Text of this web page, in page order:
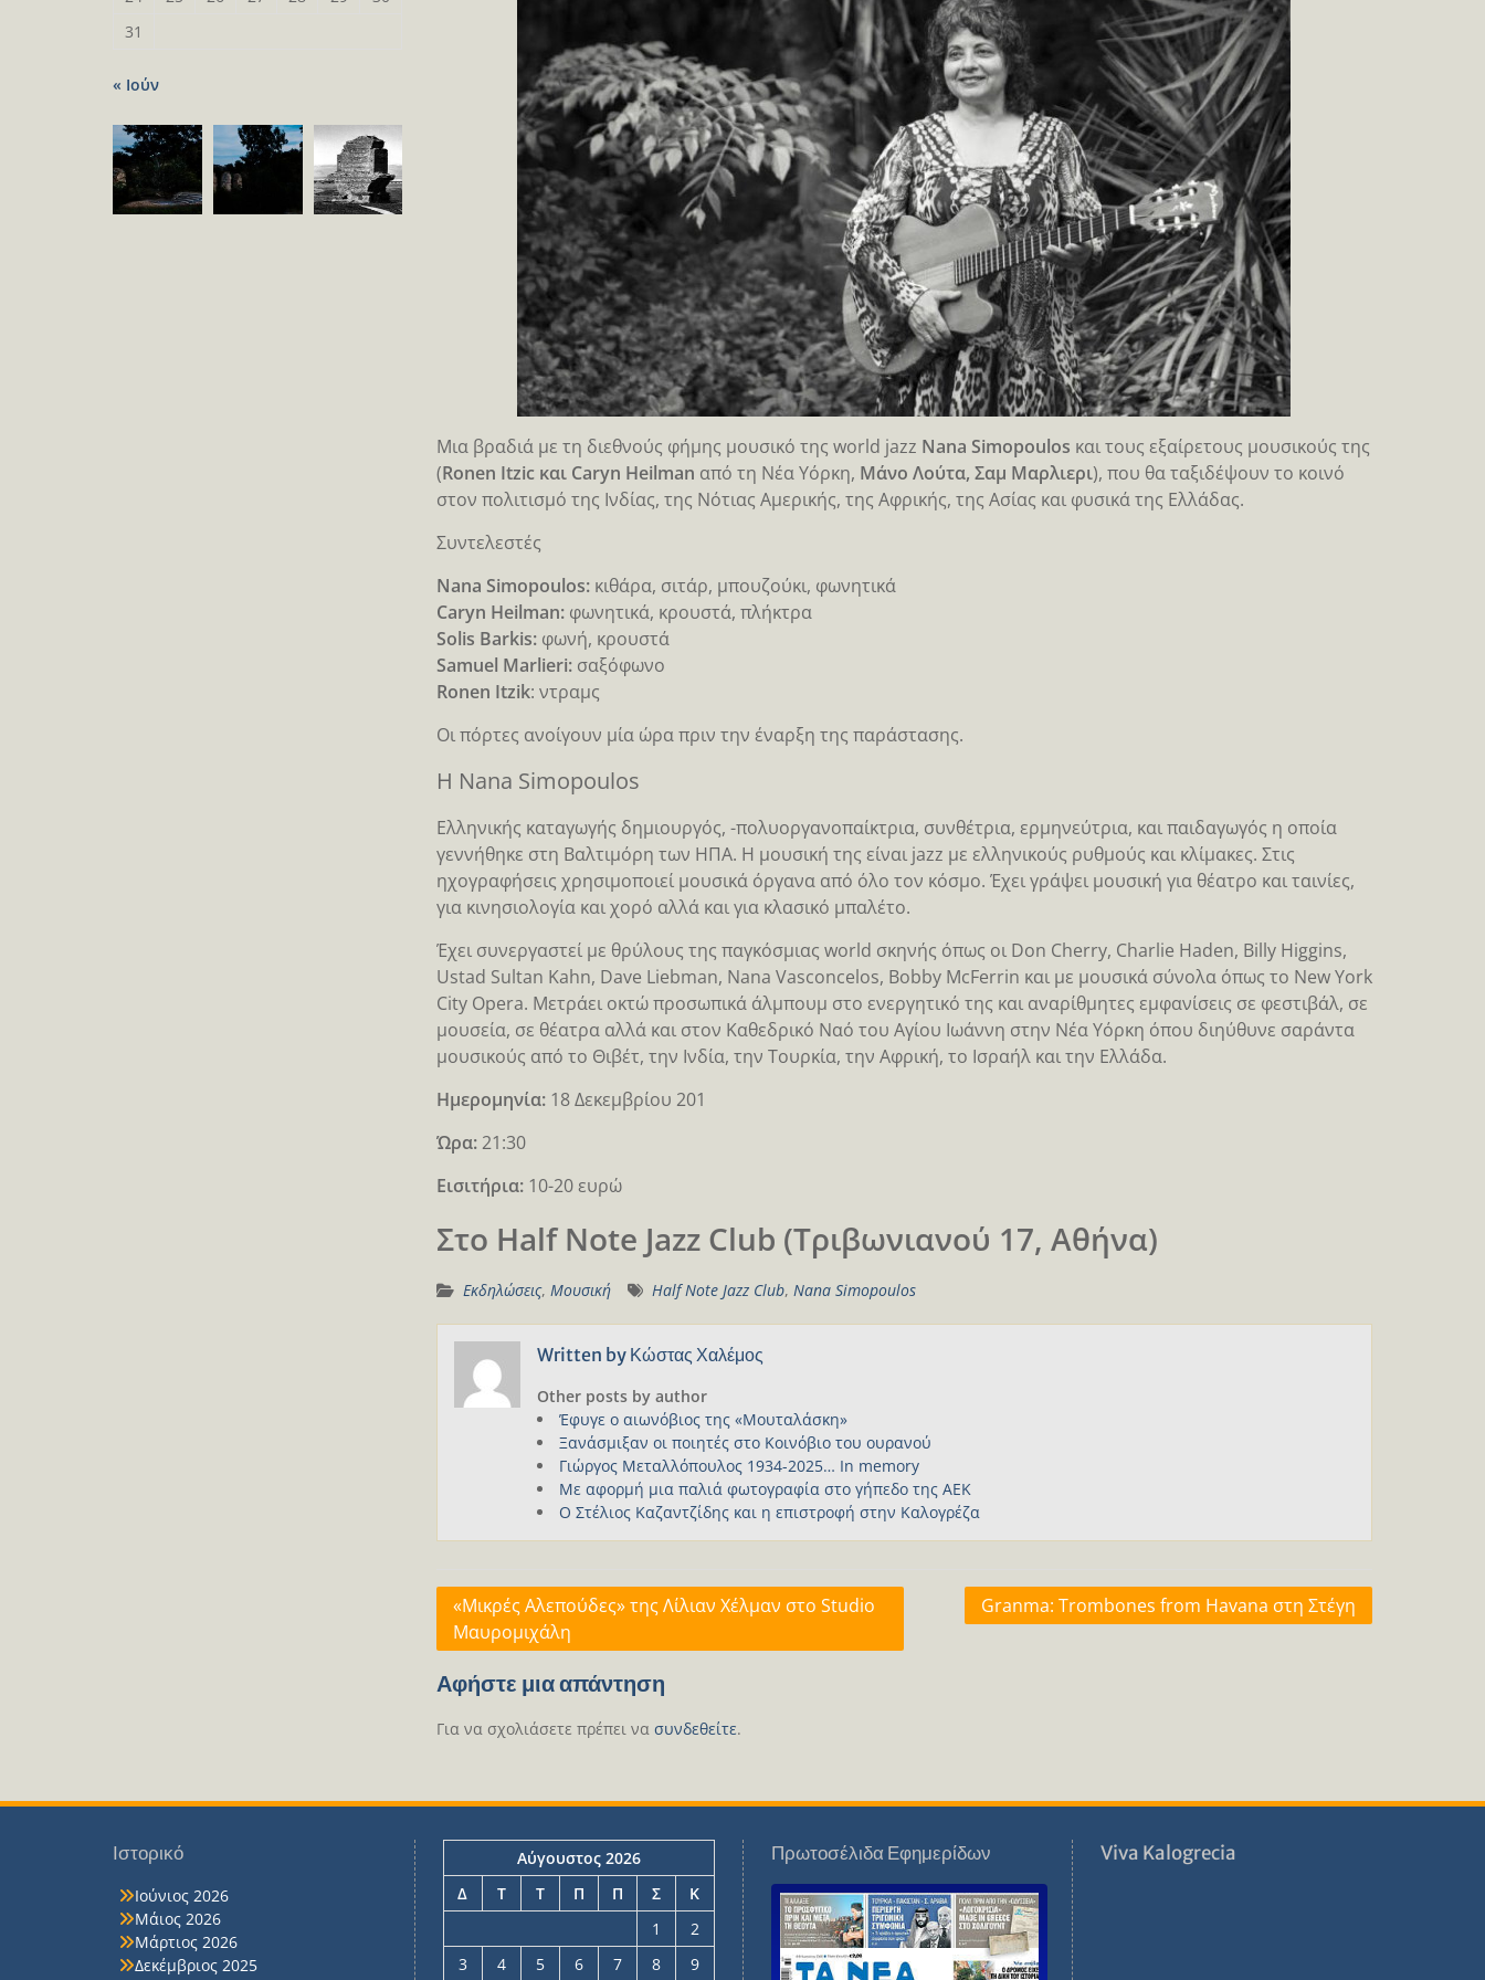
Μια βραδιά με τη διεθνούς φήμης μουσικό της world jazz Nana Simopoulos και τους εξαίρετους μουσικούς της
(Ronen Itzic και Caryn Heilman από τη Νέα Υόρκη, Μάνο Λούτα, Σαμ Μαρλιερι), που θα ταξιδέψουν το κοινό
στον πολιτισμό της Ινδίας, της Νότιας Αμερικής, της Αφρικής, της Ασίας και φυσικά της Ελλάδας.
Συντελεστές
Nana Simopoulos:κιθάρα, σιτάρ, μπουζούκι, φωνητικά
Caryn Heilman:φωνητικά, κρουστά, πλήκτρα
Solis Barkis:φωνή, κρουστά
Samuel Marlieri:σαξόφωνο
Ronen Itzik: ντραμς
Οι πόρτες ανοίγουν μία ώρα πριν την έναρξη της παράστασης.
Η Nana Simopoulos
Ελληνικής καταγωγής δημιουργός, -πολυοργανοπαίκτρια, συνθέτρια, ερμηνεύτρια, και παιδαγωγός η οποία
γεννήθηκε στη Βαλτιμόρη των ΗΠΑ. H μουσική της είναι jazz με ελληνικούς ρυθμούς και κλίμακες. Στις
ηχογραφήσεις χρησιμοποιεί μουσικά όργανα από όλο τον κόσμο. Έχει γράψει μουσική για θέατρο και ταινίες,
για κινησιολογία και χορό αλλά και για κλασικό μπαλέτο.
Έχει συνεργαστεί με θρύλους της παγκόσμιας world σκηνής όπως οι Don Cherry, Charlie Haden, Billy Higgins,
Ustad Sultan Kahn, Dave Liebman, Nana Vasconcelos, Bobby McFerrin και με μουσικά σύνολα όπως το New York
City Opera. Μετράει οκτώ προσωπικά άλμπουμ στο ενεργητικό της και αναρίθμητες εμφανίσεις σε φεστιβάλ, σε
μουσεία, σε θέατρα αλλά και στον Καθεδρικό Ναό του Αγίου Ιωάννη στην Νέα Υόρκη όπου διηύθυνε σαράντα
μουσικούς από το Θιβέτ, την Ινδία, την Τουρκία, την Αφρική, το Ισραήλ και την Ελλάδα.
Ημερομηνία:18 Δεκεμβρίου 201
Ώρα:21:30
Εισιτήρια:10-20 ευρώ
Στο Half Note Jazz Club (Τριβωνιανού 17, Aθήνα)
Εκδηλώσεις, Μουσική Half Note Jazz Club, Nana Simopoulos
Written by Κώστας Χαλέμος
Other posts by author
Έφυγε ο αιωνόβιος της «Μουταλάσκη»
Ξανάσμιξαν οι ποιητές στο Κοινόβιο του ουρανού
Γιώργος Μεταλλόπουλος 1934-2025… In memory
Με αφορμή μια παλιά φωτογραφία στο γήπεδο της ΑΕΚ
Ο Στέλιος Καζαντζίδης και η επιστροφή στην Καλογρέζα
Πλοήγηση
άρθρων
«Μικρές Αλεπούδες» της Λίλιαν Χέλμαν στο Studio
Μαυρομιχάλη
Granma: Trombones from Havana στη Στέγη
Αφήστε μια απάντηση
Για να σχολιάσετε πρέπει να συνδεθείτε.
31
« Ιούν
Ιστορικό
Ιούνιος 2026
Μάιος 2026
Μάρτιος 2026
Δεκέμβριος 2025
Αύγουστος 2026
Δ
Τ Τ Π Π Σ
Κ
1
2
3
4 5 6 7 8 9
Πρωτοσέλιδα Εφημερίδων Viva Kalogrecia